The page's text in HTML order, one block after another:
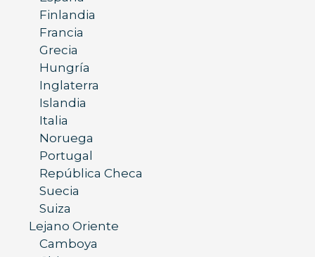
Finlandia
Francia
Grecia
Hungría
Inglaterra
Islandia
Italia
Noruega
Portugal
República Checa
Suecia
Suiza
Lejano Oriente
Camboya